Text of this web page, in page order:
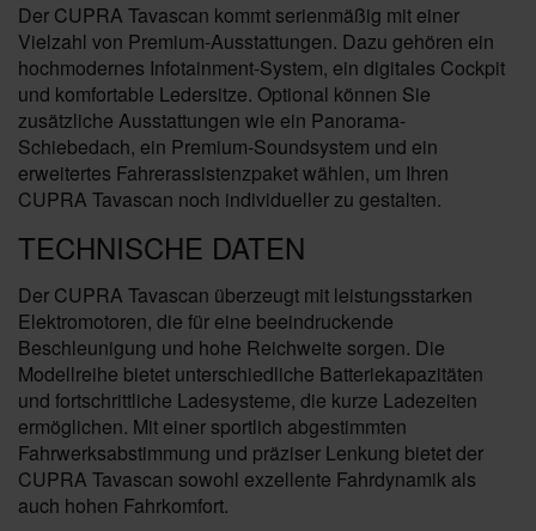
Der CUPRA Tavascan kommt serienmäßig mit einer
Vielzahl von Premium-Ausstattungen. Dazu gehören ein
hochmodernes Infotainment-System, ein digitales Cockpit
und komfortable Ledersitze. Optional können Sie
zusätzliche Ausstattungen wie ein Panorama-
Schiebedach, ein Premium-Soundsystem und ein
erweitertes Fahrerassistenzpaket wählen, um Ihren
CUPRA Tavascan noch individueller zu gestalten.
TECHNISCHE DATEN
Der CUPRA Tavascan überzeugt mit leistungsstarken
Elektromotoren, die für eine beeindruckende
Beschleunigung und hohe Reichweite sorgen. Die
Modellreihe bietet unterschiedliche Batteriekapazitäten
und fortschrittliche Ladesysteme, die kurze Ladezeiten
ermöglichen. Mit einer sportlich abgestimmten
Fahrwerksabstimmung und präziser Lenkung bietet der
CUPRA Tavascan sowohl exzellente Fahrdynamik als
auch hohen Fahrkomfort.